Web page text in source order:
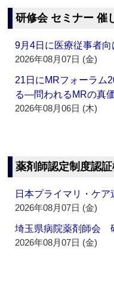
研修会 セミナー 催
9月4日に医療従事者
2026年08月07日 (金)
21日にMRフォーラム
る―問われるMRの真
2026年08月06日 (木)
薬剤師認定制度認
日本プライマリ・ケ
2026年08月07日 (金)
埼玉県病院薬剤師会
2026年08月07日 (金)